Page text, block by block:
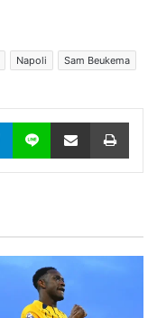
Napoli
Sam Beukema
Telegram Line Share via Email